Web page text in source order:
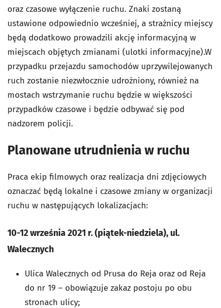
oraz czasowe wyłączenie ruchu. Znaki zostaną
ustawione odpowiednio wcześniej, a strażnicy miejscy
będą dodatkowo prowadzili akcję informacyjną w
miejscach objętych zmianami (ulotki informacyjne).W
przypadku przejazdu samochodów uprzywilejowanych
ruch zostanie niezwłocznie udrożniony, również na
mostach wstrzymanie ruchu będzie w większości
przypadków czasowe i będzie odbywać się pod
nadzorem policji.
Planowane utrudnienia w ruchu
Praca ekip filmowych oraz realizacja dni zdjęciowych
oznaczać będą lokalne i czasowe zmiany w organizacji
ruchu w następujących lokalizacjach:
10-12 września 2021 r. (piątek-niedziela), ul.
Walecznych
Ulica Walecznych od Prusa do Reja oraz od Reja
do nr 19 – obowiązuje zakaz postoju po obu
stronach ulicy;